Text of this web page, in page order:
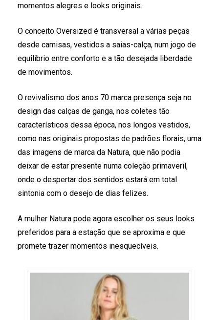
momentos alegres e looks originais.
O conceito Oversized é transversal a várias peças
desde camisas, vestidos a saias-calça, num jogo de
equilíbrio entre conforto e a tão desejada liberdade
de movimentos.
O revivalismo dos anos 70 marca presença seja no
design das calças de ganga, nos coletes tão
característicos dessa época, nos longos vestidos,
como nas originais propostas de padrões florais, uma
das imagens de marca da Natura, que não podia
deixar de estar presente numa coleção primaveril,
onde o despertar dos sentidos estará em total
sintonia com o desejo de dias felizes.
A mulher Natura pode agora escolher os seus looks
preferidos para a estação que se aproxima e que
promete trazer momentos inesquecíveis.